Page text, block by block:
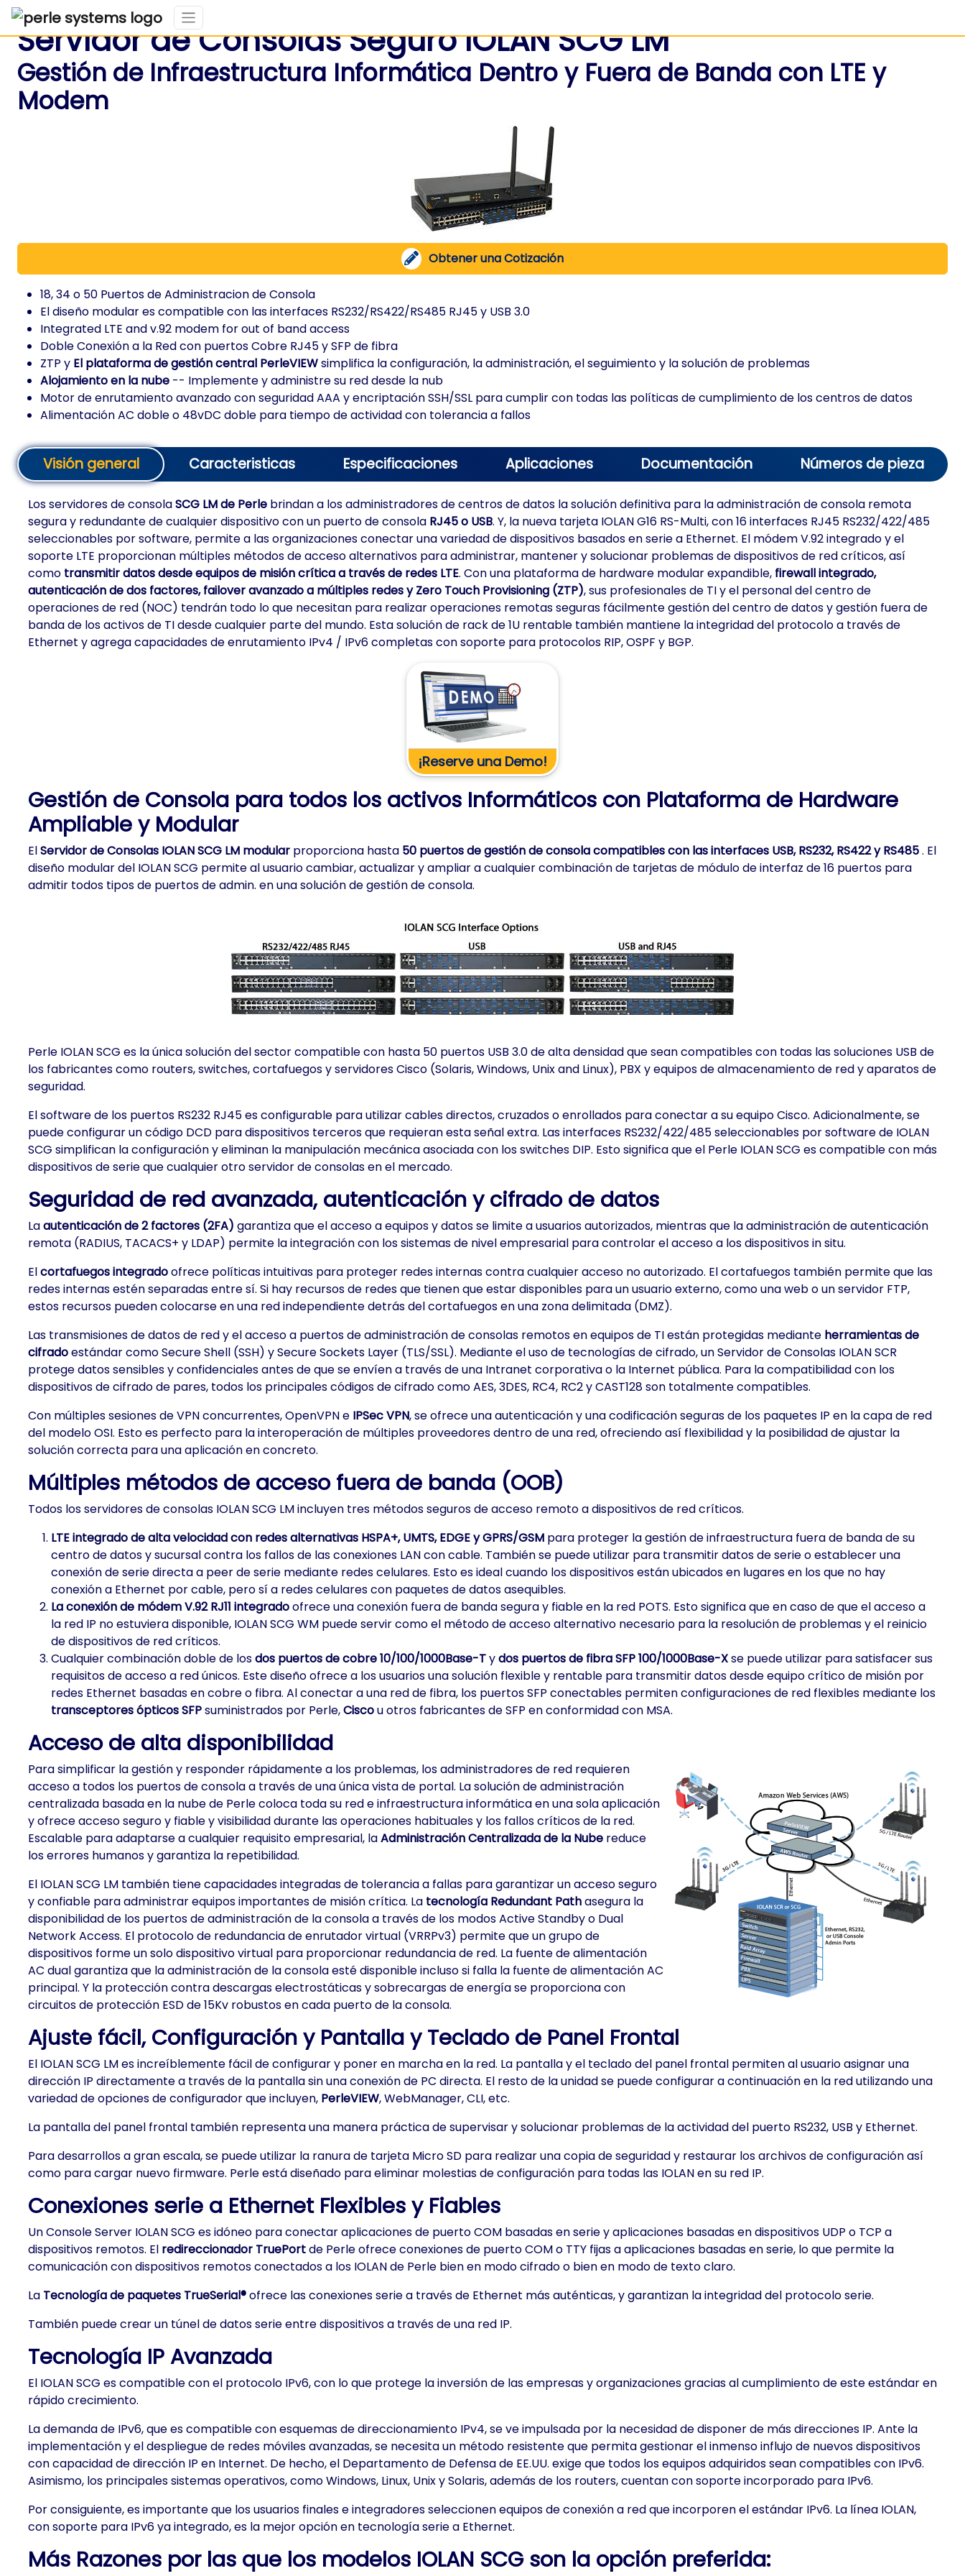
Servidor de Consolas Seguro IOLAN SCG LM
Gestión de Infraestructura Informática Dentro y Fuera de Banda con LTE y
Modem
Obtener una Cotización
18, 34 o 50 Puertos de Administracion de Consola
El diseño modular es compatible con las interfaces RS232/RS422/RS485 RJ45 y USB 3.0
Integrated LTE and v.92 modem for out of band access
Doble Conexión a la Red con puertos Cobre RJ45 y SFP de fibra
ZTP y El plataforma de gestión central PerleVIEWsimplifica la configuración, la administración, el seguimiento y la solución de problemas
Alojamiento en la nube -- Implemente y administre su red desde la nub
Motor de enrutamiento avanzado con seguridad AAA y encriptación SSH/SSL para cumplir con todas las políticas de cumplimiento de los centros de datos
Alimentación AC doble o 48vDC doble para tiempo de actividad con tolerancia a fallos
Visión general Caracteristicas Especificaciones Aplicaciones Documentación Números de pieza
Los servidores de consolaSCG LM de Perle brindan a los administradores de centros de datos la solución definitiva para la administración de consola remota
segura y redundante de cualquier dispositivo con un puerto de consola RJ45 o USB. Y, la nueva tarjeta IOLAN G16 RS-Multi, con 16 interfaces RJ45 RS232/422/485
seleccionables por software, permite a las organizaciones conectar una variedad de dispositivos basados en serie a Ethernet. El módem V.92 integrado y el
soporte LTE proporcionan múltiples métodos de acceso alternativos para administrar, mantener y solucionar problemas de dispositivos de red críticos, así
como transmitir datos desde equipos de misión crítica a través de redes LTE. Con una plataforma de hardware modular expandible, firewall integrado,
autenticación de dos factores, failover avanzado a múltiples redes y Zero Touch Provisioning (ZTP), sus profesionales de TI y el personal del centro de
operaciones de red (NOC) tendrán todo lo que necesitan para realizar operaciones remotas seguras fácilmente gestión del centro de datos y gestión fuera de
banda de los activos de TI desde cualquier parte del mundo. Esta solución de rack de 1U rentable también mantiene la integridad del protocolo a través de
Ethernet y agrega capacidades de enrutamiento IPv4 / IPv6 completas con soporte para protocolos RIP, OSPF y BGP.
¡Reserve una Demo!
Gestión de Consola para todos los activos Informáticos con Plataforma de Hardware
Ampliable y Modular
ElServidor de Consolas IOLAN SCG LM modular proporciona hasta 50 puertos de gestión de consola compatibles con las interfaces USB, RS232, RS422 y RS485. El
diseño modular del IOLAN SCG permite al usuario cambiar, actualizar y ampliar a cualquier combinación de tarjetas de módulo de interfaz de 16 puertos para
admitir todos tipos de puertos de admin. en una solución de gestión de consola.
Perle IOLAN SCG es la única solución del sector compatible con hasta 50 puertos USB 3.0 de alta densidad que sean compatibles con todas las soluciones USB de
los fabricantes como routers, switches, cortafuegos y servidores Cisco (Solaris, Windows, Unix and Linux), PBX y equipos de almacenamiento de red y aparatos de
seguridad.
El software de los puertos RS232 RJ45 es configurable para utilizar cables directos, cruzados o enrollados para conectar a su equipo Cisco. Adicionalmente, se
puede configurar un código DCD para dispositivos terceros que requieran esta señal extra. Las interfaces RS232/422/485 seleccionables por software de IOLAN
SCG simplifican la configuración y eliminan la manipulación mecánica asociada con los switches DIP. Esto significa que el Perle IOLAN SCG es compatible con más
dispositivos de serie que cualquier otro servidor de consolas en el mercado.
Seguridad de red avanzada, autenticación y cifrado de datos
Laautenticación de 2 factores (2FA) garantiza que el acceso a equipos y datos se limite a usuarios autorizados, mientras que la administración de autenticación
remota (RADIUS, TACACS+ y LDAP) permite la integración con los sistemas de nivel empresarial para controlar el acceso a los dispositivos in situ.
Elcortafuegos integradoofrece políticas intuitivas para proteger redes internas contra cualquier acceso no autorizado. El cortafuegos también permite que las
redes internas estén separadas entre sí. Si hay recursos de redes que tienen que estar disponibles para un usuario externo, como una web o un servidor FTP,
estos recursos pueden colocarse en una red independiente detrás del cortafuegos en una zona delimitada (DMZ).
Las transmisiones de datos de red y el acceso a puertos de administración de consolas remotos en equipos de TI están protegidas mediante herramientas de
cifradoestándar como Secure Shell (SSH) y Secure Sockets Layer (TLS/SSL). Mediante el uso de tecnologías de cifrado, un Servidor de Consolas IOLAN SCR
protege datos sensibles y confidenciales antes de que se envíen a través de una Intranet corporativa o la Internet pública. Para la compatibilidad con los
dispositivos de cifrado de pares, todos los principales códigos de cifrado como AES, 3DES, RC4, RC2 y CAST128 son totalmente compatibles.
Con múltiples sesiones de VPN concurrentes, OpenVPN e IPSec VPN, se ofrece una autenticación y una codificación seguras de los paquetes IP en la capa de red
del modelo OSI. Esto es perfecto para la interoperación de múltiples proveedores dentro de una red, ofreciendo así flexibilidad y la posibilidad de ajustar la
solución correcta para una aplicación en concreto.
Múltiples métodos de acceso fuera de banda (OOB)
Todos los servidores de consolas IOLAN SCG LM incluyen tres métodos seguros de acceso remoto a dispositivos de red críticos.
LTE integrado de alta velocidad con redes alternativas HSPA+, UMTS, EDGE y GPRS/GSM para proteger la gestión de infraestructura fuera de banda de su
centro de datos y sucursal contra los fallos de las conexiones LAN con cable. También se puede utilizar para transmitir datos de serie o establecer una
conexión de serie directa a peer de serie mediante redes celulares. Esto es ideal cuando los dispositivos están ubicados en lugares en los que no hay
conexión a Ethernet por cable, pero sí a redes celulares con paquetes de datos asequibles.
La conexión de módem V.92 RJ11 integradoofrece una conexión fuera de banda segura y fiable en la red POTS. Esto significa que en caso de que el acceso a
la red IP no estuviera disponible, IOLAN SCG WM puede servir como el método de acceso alternativo necesario para la resolución de problemas y el reinicio
de dispositivos de red críticos.
Cualquier combinación doble de losdos puertos de cobre 10/100/1000Base-Tydos puertos de fibra SFP 100/1000Base-Xse puede utilizar para satisfacer sus
requisitos de acceso a red únicos. Este diseño ofrece a los usuarios una solución flexible y rentable para transmitir datos desde equipo crítico de misión por
redes Ethernet basadas en cobre o fibra. Al conectar a una red de fibra, los puertos SFP conectables permiten configuraciones de red flexibles mediante los
transceptores ópticos SFPsuministrados por Perle,Ciscou otros fabricantes de SFP en conformidad con MSA.
Acceso de alta disponibilidad
Para simplificar la gestión y responder rápidamente a los problemas, los administradores de red requieren
acceso a todos los puertos de consola a través de una única vista de portal. La solución de administración
centralizada basada en la nube de Perle coloca toda su red e infraestructura informática en una sola aplicación
y ofrece acceso seguro y fiable y visibilidad durante las operaciones habituales y los fallos críticos de la red.
Escalable para adaptarse a cualquier requisito empresarial, laAdministración Centralizada de la Nube reduce
los errores humanos y garantiza la repetibilidad.
El IOLAN SCG LM también tiene capacidades integradas de tolerancia a fallas para garantizar un acceso seguro
y confiable para administrar equipos importantes de misión crítica. La tecnología Redundant Pathasegura la
disponibilidad de los puertos de administración de la consola a través de los modos Active Standby o Dual
Network Access. El protocolo de redundancia de enrutador virtual (VRRPv3) permite que un grupo de
dispositivos forme un solo dispositivo virtual para proporcionar redundancia de red. La fuente de alimentación
AC dual garantiza que la administración de la consola esté disponible incluso si falla la fuente de alimentación AC
principal. Y la protección contra descargas electrostáticas y sobrecargas de energía se proporciona con
circuitos de protección ESD de 15Kv robustos en cada puerto de la consola.
Ajuste fácil, Configuración y Pantalla y Teclado de Panel Frontal
El IOLAN SCG LM es increíblemente fácil de configurar y poner en marcha en la red. La pantalla y el teclado del panel frontal permiten al usuario asignar una
dirección IP directamente a través de la pantalla sin una conexión de PC directa. El resto de la unidad se puede configurar a continuación en la red utilizando una
variedad de opciones de configurador que incluyen, PerleVIEW, WebManager, CLI, etc.
La pantalla del panel frontal también representa una manera práctica de supervisar y solucionar problemas de la actividad del puerto RS232, USB y Ethernet.
Para desarrollos a gran escala, se puede utilizar la ranura de tarjeta Micro SD para realizar una copia de seguridad y restaurar los archivos de configuración así
como para cargar nuevo firmware. Perle está diseñado para eliminar molestias de configuración para todas las IOLAN en su red IP.
Conexiones serie a Ethernet Flexibles y Fiables
Un Console Server IOLAN SCG es idóneo para conectar aplicaciones de puerto COM basadas en serie y aplicaciones basadas en dispositivos UDP o TCP a
dispositivos remotos. El redireccionador TruePortde Perle ofrece conexiones de puerto COM o TTY fijas a aplicaciones basadas en serie, lo que permite la
comunicación con dispositivos remotos conectados a los IOLAN de Perle bien en modo cifrado o bien en modo de texto claro.
La Tecnología de paquetes TrueSerial®ofrece las conexiones serie a través de Ethernet más auténticas, y garantizan la integridad del protocolo serie.
También puede crear un túnel de datos serie entre dispositivos a través de una red IP.
Tecnología IP Avanzada
El IOLAN SCG es compatible con el protocolo IPv6, con lo que protege la inversión de las empresas y organizaciones gracias al cumplimiento de este estándar en
rápido crecimiento.
La demanda de IPv6, que es compatible con esquemas de direccionamiento IPv4, se ve impulsada por la necesidad de disponer de más direcciones IP. Ante la
implementación y el despliegue de redes móviles avanzadas, se necesita un método resistente que permita gestionar el inmenso influjo de nuevos dispositivos
con capacidad de dirección IP en Internet. De hecho, el Departamento de Defensa de EE.UU. exige que todos los equipos adquiridos sean compatibles con IPv6.
Asimismo, los principales sistemas operativos, como Windows, Linux, Unix y Solaris, además de los routers, cuentan con soporte incorporado para IPv6.
Por consiguiente, es importante que los usuarios finales e integradores seleccionen equipos de conexión a red que incorporen el estándar IPv6. La línea IOLAN,
con soporte para IPv6 ya integrado, es la mejor opción en tecnología serie a Ethernet.
Más Razones por las que los modelos IOLAN SCG son la opción preferida: